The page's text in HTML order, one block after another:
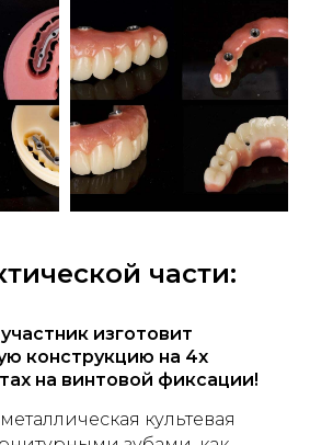
части:
изготовит
конструкцию на 4х
на винтовой фиксации!
культевая